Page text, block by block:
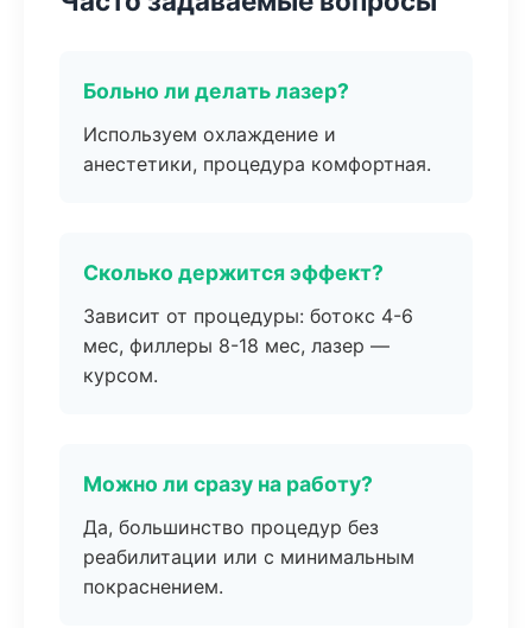
Больно ли делать лазер?
Используем охлаждение и
анестетики, процедура комфортная.
Сколько держится эффект?
Зависит от процедуры: ботокс 4-6
мес, филлеры 8-18 мес, лазер —
курсом.
Можно ли сразу на работу?
Да, большинство процедур без
реабилитации или с минимальным
покраснением.